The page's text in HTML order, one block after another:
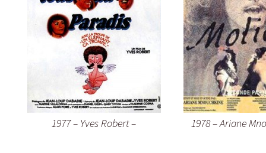
1977 – Yves Robert – 1978 – Ariane